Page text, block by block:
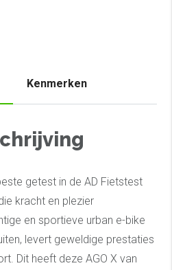
Kenmerken
getest in de AD Fietstest
kracht en plezier
en sportieve urban e-bike
levert geweldige prestaties
Dit heeft deze AGO X van